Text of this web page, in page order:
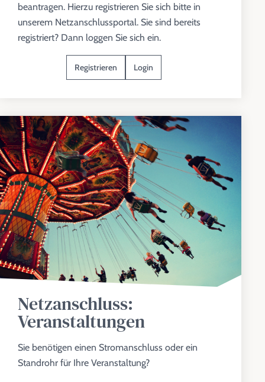
beantragen. Hierzu registrieren Sie sich bitte in
unserem Netzanschlussportal. Sie sind bereits
registriert? Dann loggen Sie sich ein.
Registrieren Login
Netzanschluss:
Veranstaltungen
Sie benötigen einen Stromanschluss oder ein
Standrohr für Ihre Veranstaltung?